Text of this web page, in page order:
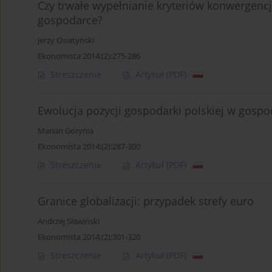
Czy trwałe wypełnianie kryteriów
gospodarce?
Jerzy Osiatyński
Ekonomista 2014;(2):275-286
Streszczenie Artykuł (PDF)
Ewolucja pozycji gospodarki polskiej w
Marian Gorynia
Ekonomista 2014;(2):287-300
Streszczenie Artykuł (PDF)
Granice globalizacji: przypadek strefy euro
Andrzej Sławiński
Ekonomista 2014;(2):301-320
Streszczenie Artykuł (PDF)